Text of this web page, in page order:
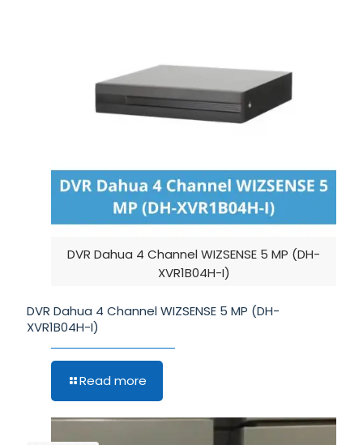
DVR Dahua 4 Channel WIZSENSE 5 MP (DH-
XVR1B04H-I)
DVR Dahua 4 Channel WIZSENSE 5 MP (DH-
XVR1B04H-I)
Read more